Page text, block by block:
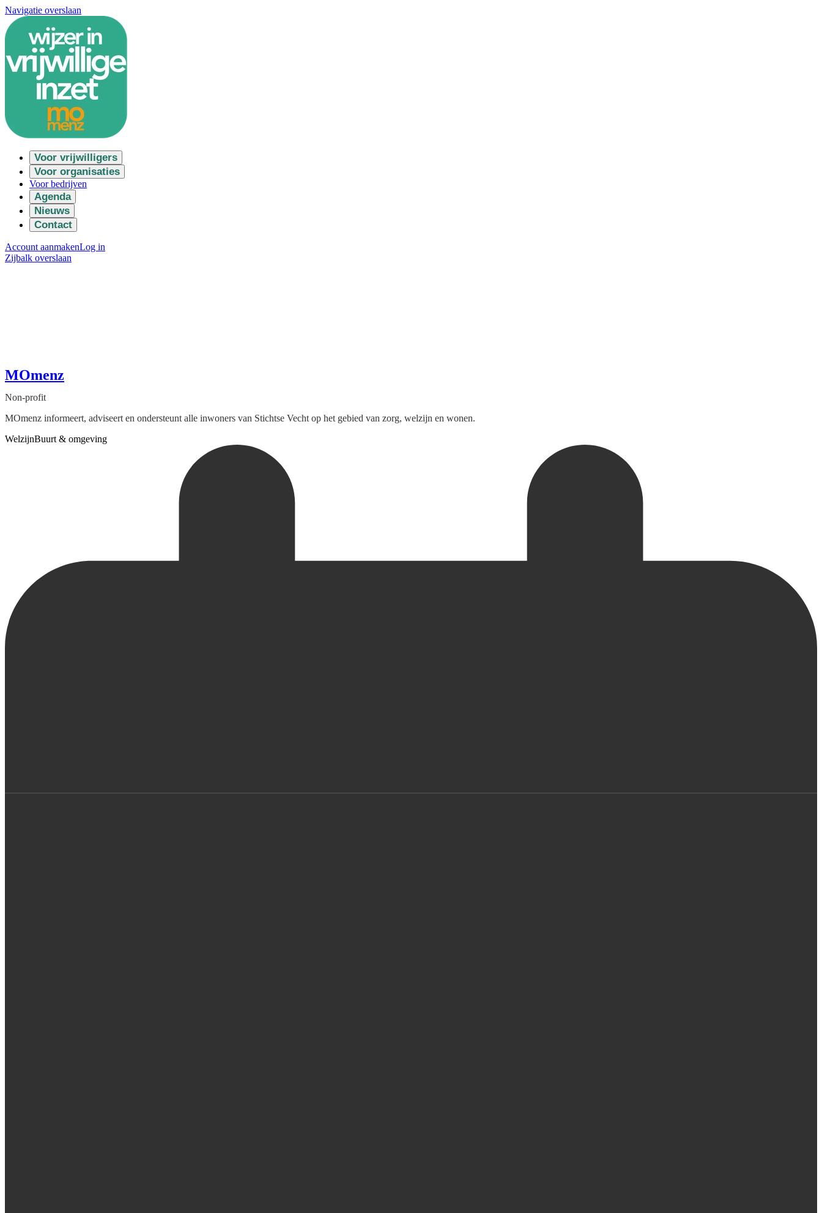
Navigatie overslaan
Voor vrijwilligers
Voor organisaties
Voor bedrijven
Agenda
Nieuws
Contact
Account aanmakenLog in
Zijbalk overslaan
MOmenz
Non-profit
MOmenz informeert, adviseert en ondersteunt alle inwoners van Stichtse Vecht op het gebied van zorg, welzijn en wonen.
WelzijnBuurt & omgeving